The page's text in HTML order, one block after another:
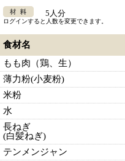
5人分
ログインすると人数を変更できます。
食材名
もも肉（鶏、生）
薄力粉(小麦粉)
米粉
水
長ねぎ
(白髪ねぎ)
テンメンジャン